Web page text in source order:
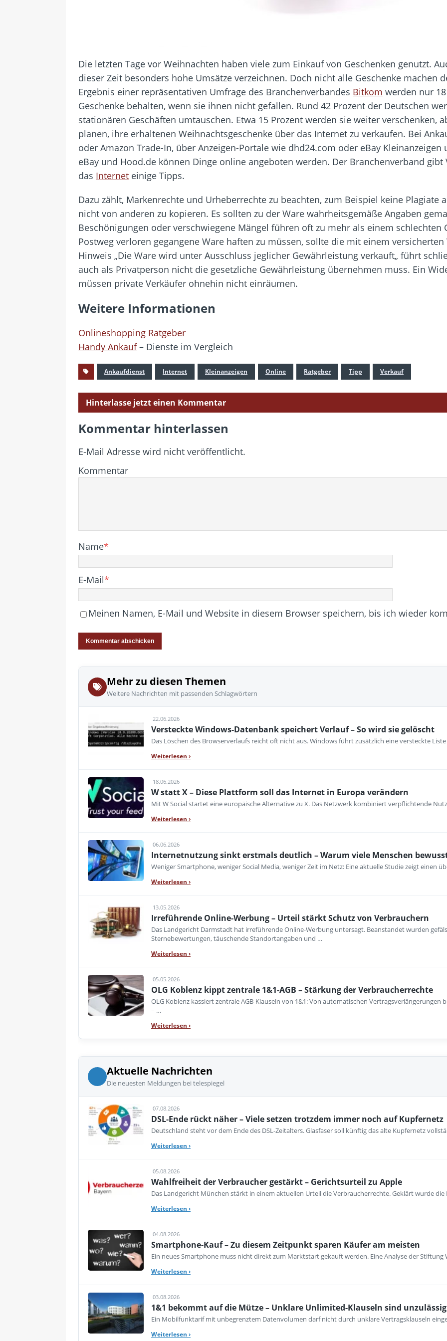
Die letzten Tage vor Weihnachten haben viele zum Einkauf von Geschenken genutzt.
dieser Zeit besonders hohe Umsätze verzeichnen. Doch nicht alle Geschenke machen
Ergebnis einer repräsentativen Umfrage des Branchenverbandes Bitkom werden nur
Geschenke behalten, wenn sie ihnen nicht gefallen. Rund 42 Prozent der Deutschen
stationären Geschäften umtauschen. Etwa 15 Prozent werden sie weiter verschenken,
planen, ihre erhaltenen Weihnachtsgeschenke über das Internet zu verkaufen. Bei
oder Amazon Trade-In, über Anzeigen-Portale wie dhd24.com oder eBay
eBay und Hood.de können Dinge online angeboten werden. Der Branchenverband
das Internet einige Tipps.
Dazu zählt, Markenrechte und Urheberrechte zu beachten, zum Beispiel keine Plagiate
nicht von anderen zu kopieren. Es sollten zu der Ware wahrheitsgemäße Angaben
Beschönigungen oder verschwiegene Mängel führen oft zu mehr als einem schlechten
Postweg verloren gegangene Ware haften zu müssen, sollte die mit einem
Hinweis „Die Ware wird unter Ausschluss jeglicher Gewährleistung verkauft„ führt
auch als Privatperson nicht die gesetzliche Gewährleistung übernehmen muss. Ein
müssen private Verkäufer ohnehin nicht einräumen.
Weitere Informationen
Onlineshopping Ratgeber
Handy Ankauf– Dienste im Vergleich
Ankaufdienst Internet Kleinanzeigen Online Ratgeber Tipp Verkauf
Hinterlasse jetzt einen Kommentar
Kommentar hinterlassen
E-Mail Adresse wird nicht veröffentlicht.
Kommentar
Name*
E-Mail*
Meinen Namen, E-Mail und Website in diesem Browser speichern, bis ich wieder
Mehr zu diesen Themen
Weitere Nachrichten mit passenden Schlagwörtern
22.06.2026
Versteckte Windows-Datenbank speichert Verlauf – So wird sie gelöscht
Das Löschen des Browserverlaufs reicht oft nicht aus. Windows führt zusätzlich eine versteckte
Weiterlesen ›
18.06.2026
W statt X – Diese Plattform soll das Internet in Europa verändern
Mit W Social startet eine europäische Alternative zu X. Das Netzwerk kombiniert verpflichtende
Weiterlesen ›
06.06.2026
Internetnutzung sinkt erstmals deutlich – Warum viele Menschen
Weniger Smartphone, weniger Social Media, weniger Zeit im Netz: Eine aktuelle Studie zeigt einen
Weiterlesen ›
13.05.2026
Irreführende Online-Werbung – Urteil stärkt Schutz von Verbrauchern
Das Landgericht Darmstadt hat irreführende Online-Werbung untersagt. Beanstandet wurden
Sternebewertungen, täuschende Standortangaben und …
Weiterlesen ›
05.05.2026
OLG Koblenz kippt zentrale 1&1-AGB – Stärkung der Verbraucherrechte
OLG Koblenz kassiert zentrale AGB-Klauseln von 1&1: Von automatischen
– …
Weiterlesen ›
Aktuelle Nachrichten
Die neuesten Meldungen bei telespiegel
07.08.2026
DSL-Ende rückt näher – Viele setzen trotzdem immer noch auf Kupfernetz
Deutschland steht vor dem Ende des DSL-Zeitalters. Glasfaser soll künftig das alte Kupfernetz
Weiterlesen ›
05.08.2026
Wahlfreiheit der Verbraucher gestärkt – Gerichtsurteil zu Apple
Das Landgericht München stärkt in einem aktuellen Urteil die Verbraucherrechte. Geklärt wurde die
Weiterlesen ›
04.08.2026
Smartphone-Kauf – Zu diesem Zeitpunkt sparen Käufer am meisten
Ein neues Smartphone muss nicht direkt zum Marktstart gekauft werden. Eine Analyse der Stiftung
Weiterlesen ›
03.08.2026
1&1 bekommt auf die Mütze – Unklare Unlimited-Klauseln sind unzulässig
Ein Mobilfunktarif mit unbegrenztem Datenvolumen darf nicht durch unklare Vertragsklauseln
Weiterlesen ›